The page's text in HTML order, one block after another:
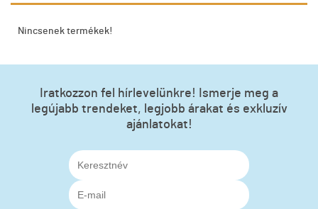
Nincsenek termékek!
Iratkozzon fel hírlevelünkre! Ismerje meg a
legújabb trendeket, legjobb árakat és exkluzív
ajánlatokat!